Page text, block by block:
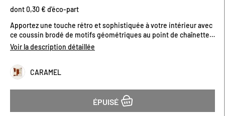
d’images
dont 0,30 € d'éco-part
Apportez une touche rétro et sophistiquée à votre intérieur avec
ce coussin brodé de motifs géométriques au point de chaînette.
Son envers uni apporte une finition épurée tandis que son
design travaillé avec ses broderies délicates ajoutent du
caractère à votre décoration tout en sublimant votre espace.
Grâce à sa fermeture à glissière invisible, il est entièrement
déhoussable, offrant une praticité optimale pour son entretien.
Vendu avec son intérieur, il est prêt à être installé et à compléter
votre ambiance avec élégance. Certifié OEKO-TEX®, il garantit
une fabrication respectueuse de votre santé et de
Voir la description détaillée
CARAMEL
ÉPUISÉ